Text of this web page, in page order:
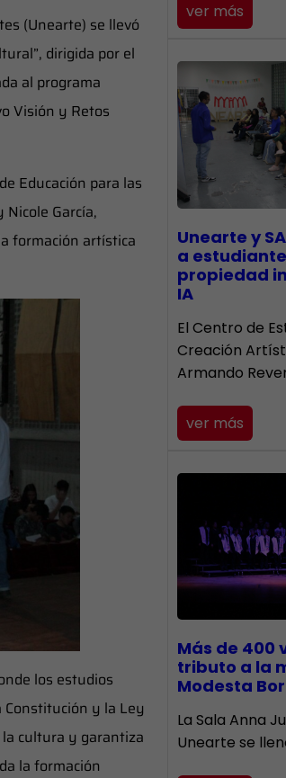
(Unearte) se llevó
dirigida por el
al programa
Visión y Retos
Educación para las
García,
formación artística
los estudios
y la Ley
cultura y garantiza
la formación
ver más
Unearte y
a
propiedad
IA
El Centro de
Creación
Armando
ver más
Más de 400
tributo a la
Modesta Bor
​La Sala Anna
Unearte se